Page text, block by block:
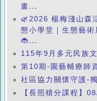
畫...
🌿2026 楊梅淺山森
態小學堂｜生態藝
🐞...
115年9月多元民族
第10期-園藝輔療師
社區協力關懷守護-
【長照積分課程】